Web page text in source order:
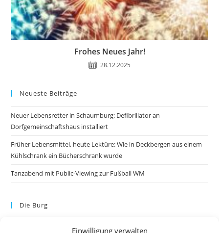
Einwilligung verwalten
Frohes Neues Jahr!
28.12.2025
Neueste Beiträge
Neuer Lebensretter in Schaumburg: Defibrillator an
Dorfgemeinschaftshaus installiert
Früher Lebensmittel, heute Lektüre: Wie in Deckbergen aus einem
Kühlschrank ein Bücherschrank wurde
Tanzabend mit Public-Viewing zur Fußball WM
Die Burg